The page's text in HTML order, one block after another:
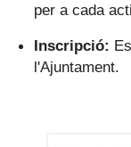
per a cada
Inscripció:
l'Ajuntament.